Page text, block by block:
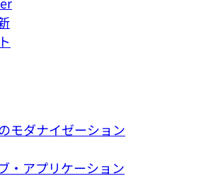
モダナイゼーション
・アプリケーション